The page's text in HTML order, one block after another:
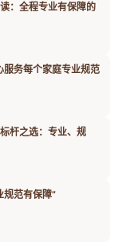
：全程专业有保障的
服务每个家庭专业规范
杆之选：专业、规
规范有保障”